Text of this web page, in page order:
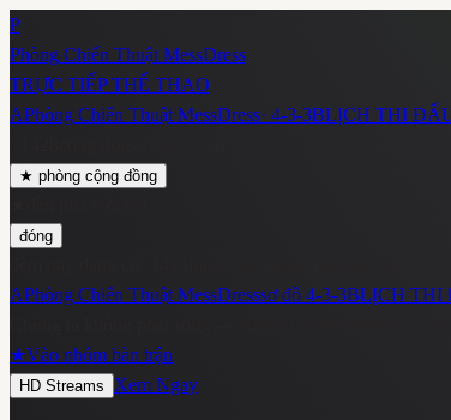
P
Phòng Chiến Thuật MessDress
TRỰC TIẾP THỂ THAO
APhòng Chiến Thuật MessDress· 4-3-3BLỊCH THI
★ phòng cộng đồng
đóng
APhòng Chiến Thuật MessDresssơ đồ 4-3-3BLỊCH THI
★Vào nhóm bàn trận
HD Streams Xem Ngay